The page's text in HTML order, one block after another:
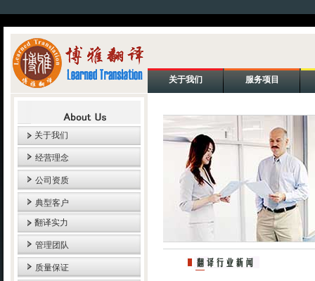
关于我们 服务项目
关于我们
经营理念
公司资质
典型客户
翻译实力
管理团队
质量保证